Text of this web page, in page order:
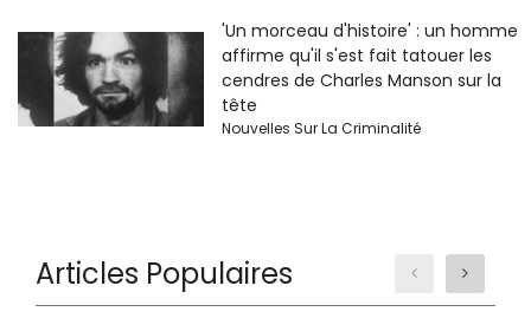
'Un morceau d'histoire' : un homme
affirme qu'il s'est fait tatouer les
cendres de Charles Manson sur la
tête
Nouvelles Sur La Criminalité
Articles Populaires